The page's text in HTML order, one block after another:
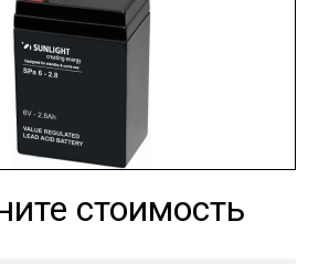
стоимость